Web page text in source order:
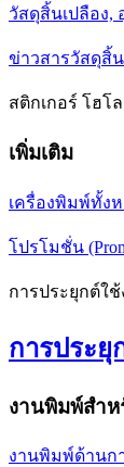
วัสดุสิ้นเปลือง,
ข่าวสารวัสดุสิ้น
สติกเกอร์ โฮโ
เพิ่มเติม
เครื่องพิมพ์ทั้งห
โปรโมชั่น
การประยุกต์ใ
การประยุ
งานพิมพ์สำห
งานพิมพ์ด้านกา